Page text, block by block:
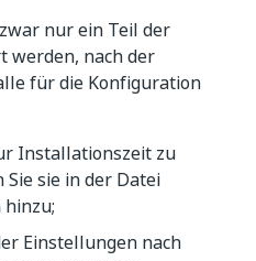
nur ein Teil der
werden, nach der
für die Konfiguration
Installationszeit zu
sie in der Datei
hinzu;
Einstellungen nach